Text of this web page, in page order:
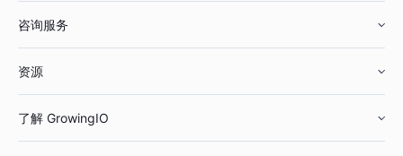
鞋服行业
汽车行业
智能运营
咨询服务
资源
了解 GrowingIO